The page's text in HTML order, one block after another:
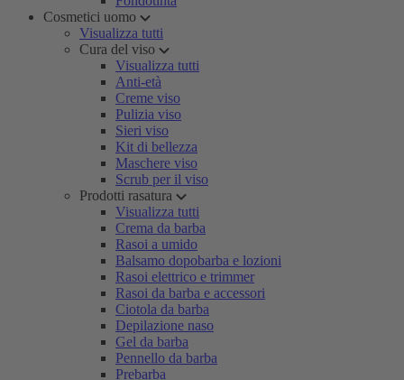
Cosmetici uomo
Visualizza tutti
Cura del viso
Visualizza tutti
Anti-età
Creme viso
Pulizia viso
Sieri viso
Kit di bellezza
Maschere viso
Scrub per il viso
Prodotti rasatura
Visualizza tutti
Crema da barba
Rasoi a umido
Balsamo dopobarba e lozioni
Rasoi elettrico e trimmer
Rasoi da barba e accessori
Ciotola da barba
Depilazione naso
Gel da barba
Pennello da barba
Prebarba